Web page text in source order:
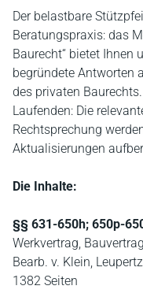
Der belastbare
Beratungspraxis: das
Baurecht“ bietet Ihnen
begründete Antworten
des privaten
Laufenden: Die
Rechtsprechung
Aktualisierungen
Die Inhalte:
§§ 631-650h; 650p-
Werkvertrag,
Bearb. v. Klein,
1382 Seiten